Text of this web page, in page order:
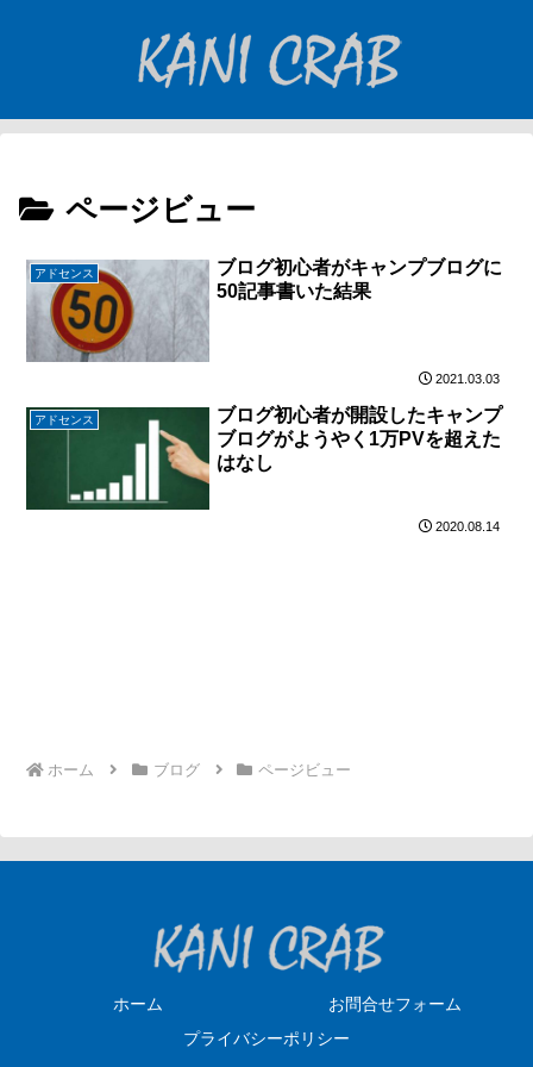
ページビュー
アドセンス
ブログ初心者がキャンプブログに
50記事書いた結果
2021.03.03
アドセンス
ブログ初心者が開設したキャンプ
ブログがようやく1万PVを超えた
はなし
2020.08.14
ホーム ブログ ページビュー
ホーム
お問合せフォーム
プライバシーポリシー